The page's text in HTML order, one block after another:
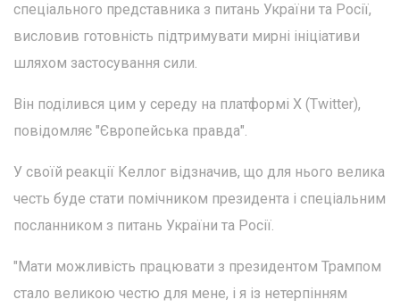
спеціального представника з питань України та Росії,
висловив готовність підтримувати мирні ініціативи
шляхом застосування сили.
Він поділився цим у середу на платформі Х (Twitter),
повідомляє "Європейська правда".
У своїй реакції Келлог відзначив, що для нього велика
честь буде стати помічником президента і спеціальним
посланником з питань України та Росії.
"Мати можливість працювати з президентом Трампом
стало великою честю для мене, і я із нетерпінням